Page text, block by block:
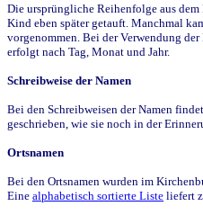
Die ursprüngliche Reihenfolge aus
Kind eben später getauft. Manchmal
vorgenommen. Bei der Verwendung
erfolgt nach Tag, Monat und Jahr.
Schreibweise der Namen
Bei den Schreibweisen der Namen
geschrieben, wie sie noch in der
Ortsnamen
Bei den Ortsnamen wurden im
Eine alphabetisch sortierte Liste liefert